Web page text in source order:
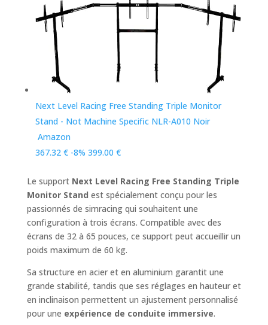
Next Level Racing Free Standing Triple Monitor
Stand - Not Machine Specific NLR-A010 Noir
Amazon
367.32 € -8% 399.00 €
Le support Next Level Racing Free Standing Triple
Monitor Stand est spécialement conçu pour les
passionnés de simracing qui souhaitent une
configuration à trois écrans. Compatible avec des
écrans de 32 à 65 pouces, ce support peut accueillir un
poids maximum de 60 kg.
Sa structure en acier et en aluminium garantit une
grande stabilité, tandis que ses réglages en hauteur et
en inclinaison permettent un ajustement personnalisé
pour une expérience de conduite immersive.